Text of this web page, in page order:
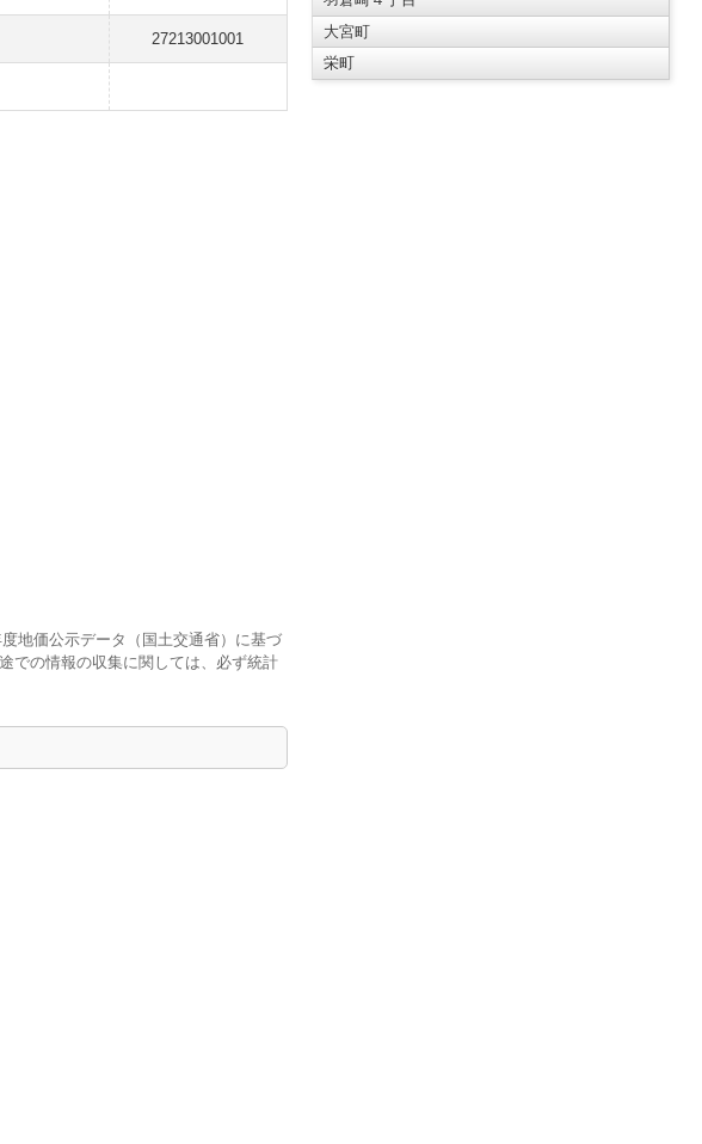
27213001001
地価公示データ（国土交通省）に基づ
での情報の収集に関しては、必ず統計
大宮町
栄町